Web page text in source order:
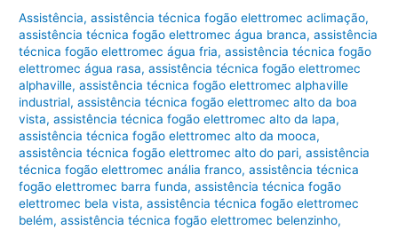
Assistência,assistência técnica fogão elettromec aclimação,
assistência técnica fogão elettromec água branca,assistência
técnica fogão elettromec água fria,assistência técnica fogão
elettromec água rasa,assistência técnica fogão elettromec
alphaville,assistência técnica fogão elettromec alphaville
industrial,assistência técnica fogão elettromec alto da boa
vista,assistência técnica fogão elettromec alto da lapa,
assistência técnica fogão elettromec alto da mooca,
assistência técnica fogão elettromec alto do pari,assistência
técnica fogão elettromec anália franco,assistência técnica
fogão elettromec barra funda,assistência técnica fogão
elettromec bela vista,assistência técnica fogão elettromec
belém,assistência técnica fogão elettromec belenzinho,